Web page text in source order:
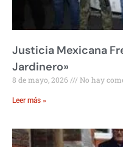
Justicia Mexicana
Jardinero»
8 de mayo, 2026 No hay
Leer más »